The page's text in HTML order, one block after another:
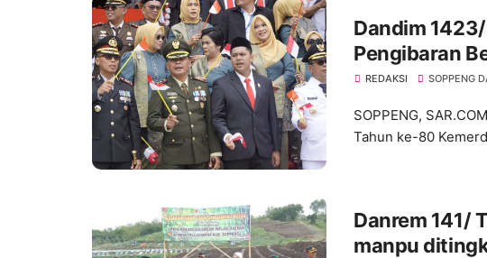
Dandim
Pengibaran
Irup pada
ke-80 RI
REDAKSI SOPPENG
SOPPENG,
Tahun ke-80
Danrem 141/
manpu